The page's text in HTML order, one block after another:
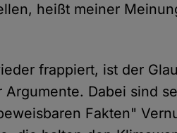
heißt meiner
frappiert, ist der
Dabei sind
Fakten"